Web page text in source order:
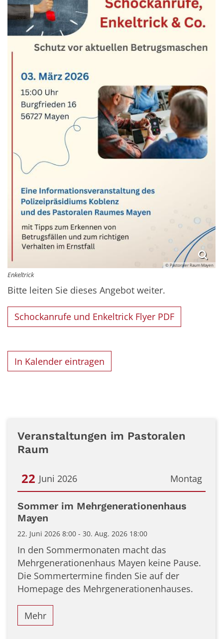
© Pastoraler Raum Mayen
Enkeltrick
Bitte leiten Sie dieses Angebot weiter.
Schockanrufe und Enkeltrick Flyer PDF
In Kalender eintragen
Veranstaltungen im Pastoralen
Raum
Montag
22 Juni 2026
Datum: 22. Juni 2026
Sommer im Mehrgenerationenhaus
Mayen
22. Juni 2026 8:00 - 30. Aug. 2026 18:00
In den Sommermonaten macht das
Mehrgenerationenhaus Mayen keine Pause.
Die Sommertermine finden Sie auf der
Homepage des Mehrgenerationenhauses.
Mehr